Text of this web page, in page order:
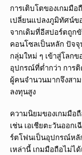
การเติบโตของเกมมื
เปลี่ยนแปลงภูมิทัศน์ข
จากเดิมที่อีสปอร์ตถูก
คอนโซลเป็นหลัก ปัจ
กลุ่มใหม่ ๆ เข้าสู่โลก
อุปกรณ์ที่ต่ำกว่า การ
ผู้คนจำนวนมากจึงสา
ลงทุนสูง
ความนิยมของเกมมือ
เช่น เอเชียตะวันออก
ร์ตโฟนเป็นอุปกรณ์หลั
เหล่านี้ เกมมือถือไม่ไ